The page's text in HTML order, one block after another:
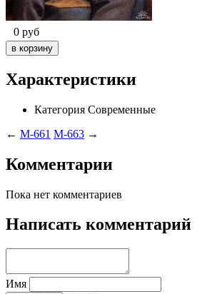
0 руб
Характеристики
Категория Современные
← M-661 M-663 →
Комментарии
Пока нет комментариев
Написать комментарий
Имя